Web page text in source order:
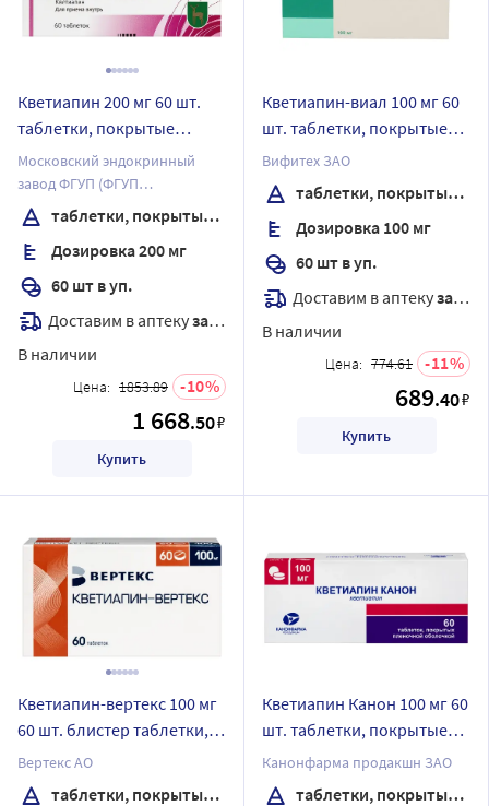
Кветиапин 200 мг 60 шт.
таблетки, покрытые
пленочной оболочкой
Московский эндокринный
завод ФГУП (ФГУП
"ЭНДОФАРМ")
таблетки, покрытые пленочной оболочкой
Дозировка 200 мг
60 шт в уп.
Доставим в аптекузавтра
В наличии
Цена: 1853.89 10
1 668.50₽
Купить
Кветиапин-виал 100 мг 60
шт. таблетки, покрытые
пленочной оболочкой
Вифитех ЗАО
таблетки, покрытые пленочной оболочкой
Дозировка 100 мг
60 шт в уп.
Доставим в аптекузавтра
В наличии
Цена: 774.61 11
689.40₽
Купить
Кветиапин-вертекс 100 мг
60 шт. блистер таблетки,
покрытые пленочной
оболочкой
Вертекс АО
таблетки, покрытые пленочной оболочкой
Кветиапин Канон 100 мг 60
шт. таблетки, покрытые
пленочной оболочкой
Канонфарма продакшн ЗАО
таблетки, покрытые пленочной оболочкой